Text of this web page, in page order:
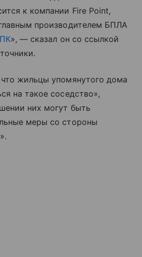
к компании Fire Point,
производителем БПЛА
», — сказал он со ссылкой
жильцы упомянутого дома
на такое соседство»,
них могут быть
меры со стороны